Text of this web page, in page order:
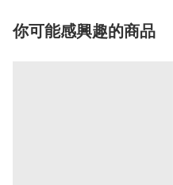
你可能感興趣的商品